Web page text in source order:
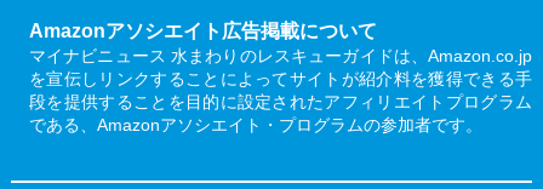
Amazonアソシエイト広告掲載について
マイナビニュース 水まわりのレスキューガイドは、Amazon.co.jp
を宣伝しリンクすることによってサイトが紹介料を獲得できる手
段を提供することを目的に設定されたアフィリエイトプログラム
である、Amazonアソシエイト・プログラムの参加者です。